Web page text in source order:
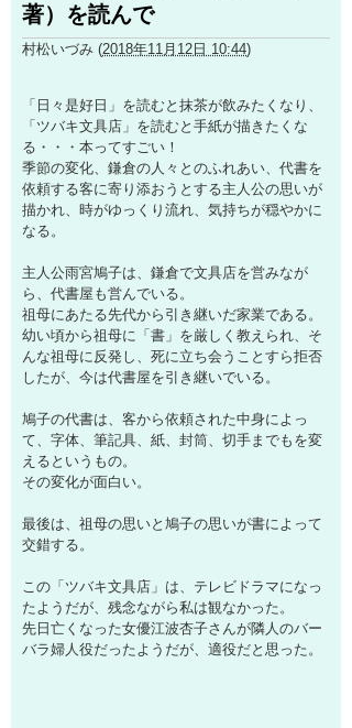
News
著）を読んで
村松いづみ (2018年11月12日 10:44)
「日々是好日」を読むと抹茶が飲みたくなり、
「ツバキ文具店」を読むと手紙が描きたくな
る・・・本ってすごい！
季節の変化、鎌倉の人々とのふれあい、代書を
依頼する客に寄り添おうとする主人公の思いが
描かれ、時がゆっくり流れ、気持ちが穏やかに
なる。
主人公雨宮鳩子は、鎌倉で文具店を営みなが
ら、代書屋も営んでいる。
祖母にあたる先代から引き継いだ家業である。
幼い頃から祖母に「書」を厳しく教えられ、そ
んな祖母に反発し、死に立ち会うことすら拒否
したが、今は代書屋を引き継いでいる。
鳩子の代書は、客から依頼された中身によっ
て、字体、筆記具、紙、封筒、切手までもを変
えるというもの。
その変化が面白い。
最後は、祖母の思いと鳩子の思いが書によって
交錯する。
この「ツバキ文具店」は、テレビドラマになっ
たようだが、残念ながら私は観なかった。
先日亡くなった女優江波杏子さんが隣人のバー
バラ婦人役だったようだが、適役だと思った。